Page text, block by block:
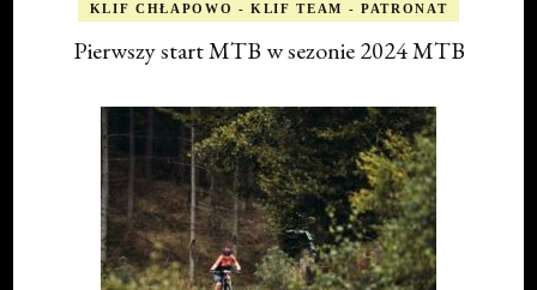
KLIF CHŁAPOWO - KLIF TEAM - PATRONAT
Pierwszy start MTB w sezonie 2024 MTB